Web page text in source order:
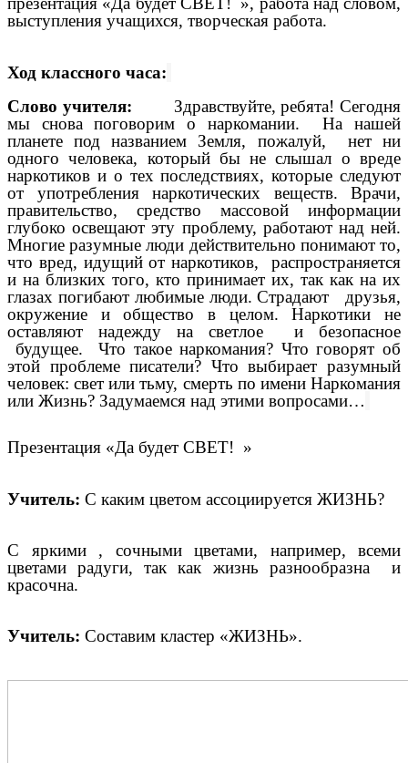
выступления учащихся, творческая работа.
Ход классного часа:
Слово учителя: Здравствуйте, ребята! Сегодня
мы снова поговорим о наркомании. На нашей
планете под названием Земля, пожалуй, нет ни
одного человека, который бы не слышал о вреде
наркотиков и о тех последствиях, которые следуют
от употребления наркотических веществ. Врачи,
правительство, средство массовой информации
глубоко освещают эту проблему, работают над ней.
Многие разумные люди действительно понимают то,
что вред, идущий от наркотиков, распространяется
и на близких того, кто принимает их, так как на их
глазах погибают любимые люди. Страдают друзья,
окружение и общество в целом. Наркотики не
оставляют надежду на светлое и безопасное
будущее. Что такое наркомания? Что говорят об
этой проблеме писатели? Что выбирает разумный
человек: свет или тьму, смерть по имени Наркомания
или Жизнь? Задумаемся над этими вопросами…
Презентация «Да будет СВЕТ! »
Учитель: С каким цветом ассоциируется ЖИЗНЬ?
С яркими , сочными цветами, например, всеми
цветами радуги, так как жизнь разнообразна и
красочна.
Учитель: Составим кластер «ЖИЗНЬ».